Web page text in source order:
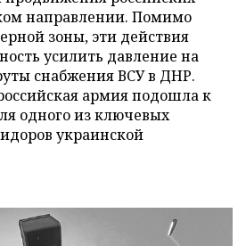
направлении. Помимо
зоны, эти действия
усилить давление на
снабжения ВСУ в ДНР.
армия подошла к
одного из ключевых
украинской